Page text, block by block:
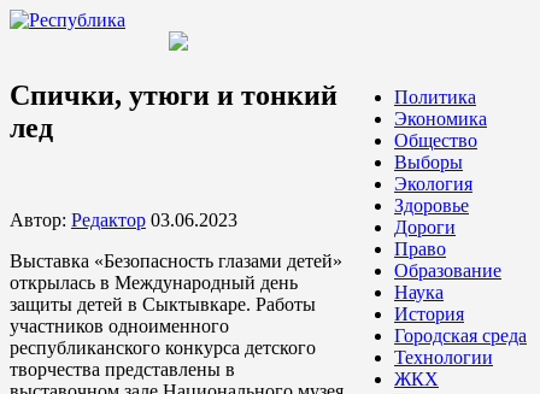
Политика
Экономика
Общество
Выборы
Экология
Здоровье
Дороги
Право
Образование
Наука
История
Городская среда
Технологии
ЖКХ
Спички, утюги и тонкий
лед
Автор: Редактор 03.06.2023
Выставка «Безопасноcть глазами детей»
открылась в Международный день
защиты детей в Сыктывкаре. Работы
участников одноименного
республиканского конкурса детского
творчества представлены в